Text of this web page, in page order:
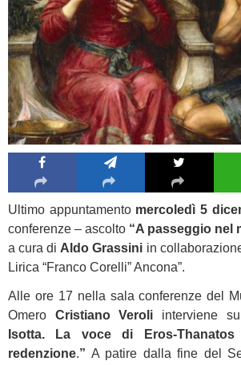
Ultimo appuntamento mercoledì 5
conferenze – ascolto “A passeggio nel
a cura di Aldo Grassini in
Lirica “Franco Corelli” Ancona”.
Alle ore 17 nella sala conferenze del
Omero Cristiano Veroli interviene su
Isotta. La voce di Eros-
redenzione.” A patire dalla fine del